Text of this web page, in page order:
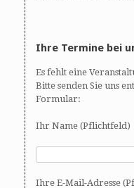
Ihre Termine bei
Es fehlt eine
Bitte senden Sie uns
Formular:
Ihr Name (Pflichtfeld)
Ihre E-Mail-Adresse